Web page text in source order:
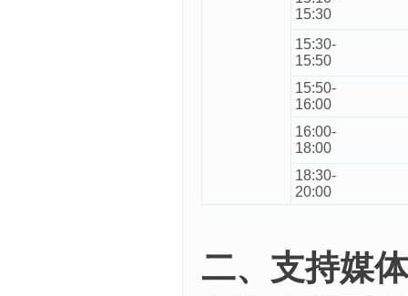
15:30
15:30-
15:50
15:50-
16:00
16:00-
18:00
18:30-
20:00
二、支持媒体